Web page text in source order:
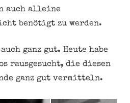
auch alleine
benötigt zu werden.
ganz gut. Heute habe
rausgesucht, die diesen
ganz gut vermitteln.